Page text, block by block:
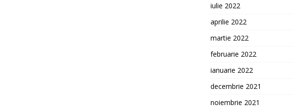
iulie 2022
aprilie 2022
martie 2022
februarie 2022
ianuarie 2022
decembrie 2021
noiembrie 2021